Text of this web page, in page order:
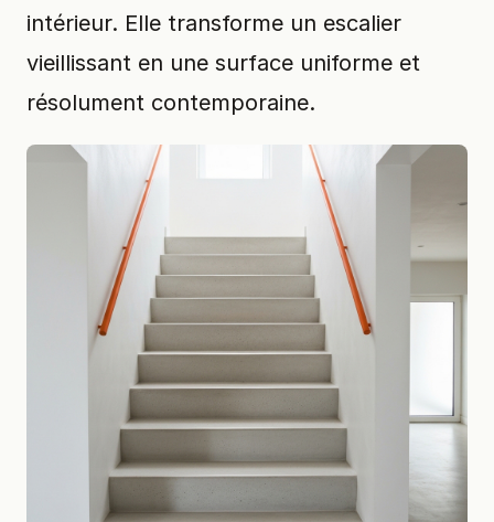
intérieur. Elle transforme un escalier
vieillissant en une surface uniforme et
résolument contemporaine.